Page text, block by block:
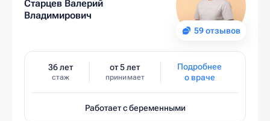
59 отзывов
Старцев Валерий
Владимирович
36 лет
стаж
от 5 лет
принимает
Подробнее
о враче
Работает с беременными